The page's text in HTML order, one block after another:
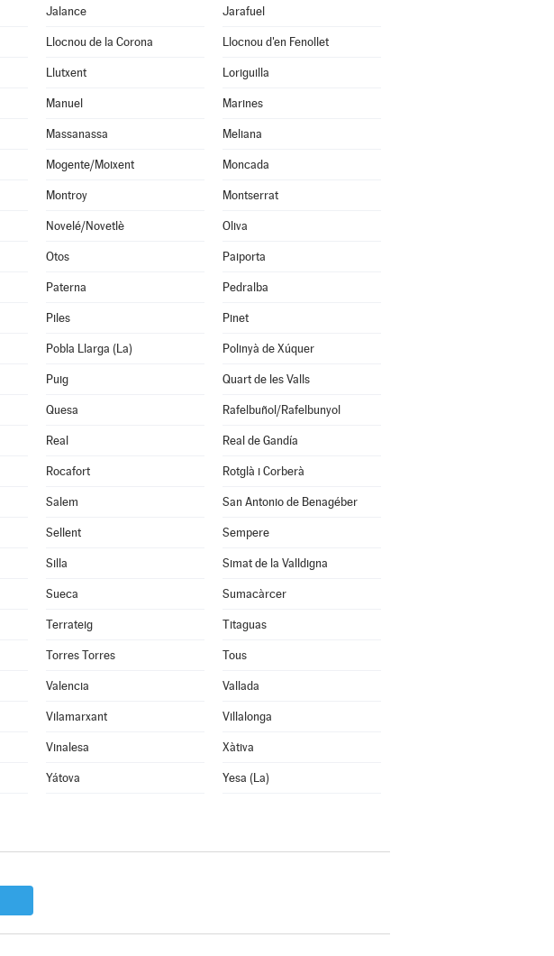
Jalance Jarafuel
Llocnou de la Corona Llocnou d'en Fenollet
Llutxent Loriguilla
Manuel Marines
Massanassa Meliana
Mogente/Moixent Moncada
Montroy Montserrat
Novelé/Novetlè Oliva
Otos Paiporta
Paterna Pedralba
Piles Pinet
Pobla Llarga (La) Polinyà de Xúquer
Puig Quart de les Valls
Quesa Rafelbuñol/Rafelbunyol
Real Real de Gandía
Rocafort Rotglà i Corberà
Salem San Antonio de Benagéber
Sellent Sempere
Silla Simat de la Valldigna
Sueca Sumacàrcer
Terrateig Titaguas
Torres Torres Tous
Valencia Vallada
Vilamarxant Villalonga
Vinalesa Xàtiva
Yátova Yesa (La)